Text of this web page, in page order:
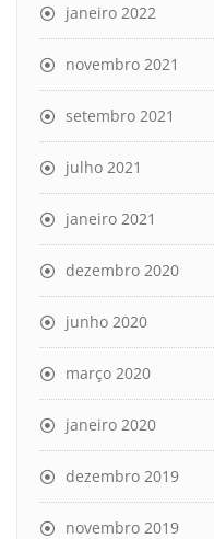
janeiro 2022
novembro 2021
setembro 2021
julho 2021
janeiro 2021
dezembro 2020
junho 2020
março 2020
janeiro 2020
dezembro 2019
novembro 2019